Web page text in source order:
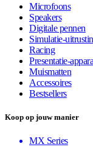
Microfoons
Speakers
Digitale pennen
Simulatie-
Racing
Presentatie-
Muismatten
Accessoires
Bestsellers
Koop op jouw manier
MX Series